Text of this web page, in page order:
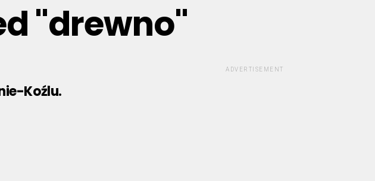
"drewno"
Koźlu.
ADVERTISEMENT